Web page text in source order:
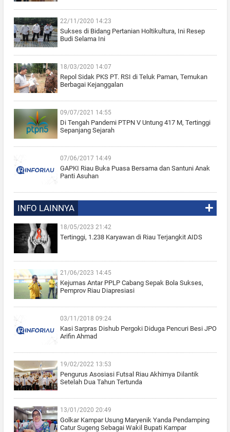
22/11/2020 14:23
Sukses di Bidang Pertanian Holtikultura, Ini Resep
Budi Selama Ini
18/03/2020 14:07
Repol Sidak PKS PT. RSI di Teluk Paman, Temukan
Berbagai Kejanggalan
09/07/2021 14:55
Di Tengah Pandemi PTPN V Untung 417 M, Tertinggi
Sepanjang Sejarah
07/06/2017 14:49
GAPKI Riau Buka Puasa Bersama dan Santuni Anak
Panti Asuhan
INFO LAINNYA
18/05/2023 21:42
Tertinggi, 1.238 Karyawan di Riau Terjangkit AIDS
21/06/2023 14:45
Kejurnas Antar PPLP Cabang Sepak Bola Sukses,
Pemprov Riau Diapresiasi
03/11/2018 09:24
Kasi Sarpras Dishub Pergoki Diduga Pencuri Besi JPO
Arifin Ahmad
19/02/2022 13:53
Pengurus Asosiasi Futsal Riau Akhirnya Dilantik
Setelah Dua Tahun Tertunda
13/01/2020 20:49
Golkar Kampar Usung Maryenik Yanda Pendamping
Catur Sugeng Sebagai Wakil Bupati Kampar